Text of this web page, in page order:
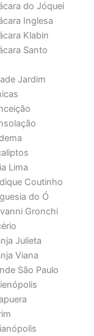
do Jóquei
Inglesa
Klabin
Santo
Jardim
Lima
Coutinho
do Ó
Gronchi
Julieta
Viana
São Paulo